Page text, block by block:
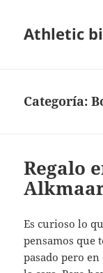
Athletic
Categoría:
Regalo
Es curioso lo
pensamos que
pasado pero